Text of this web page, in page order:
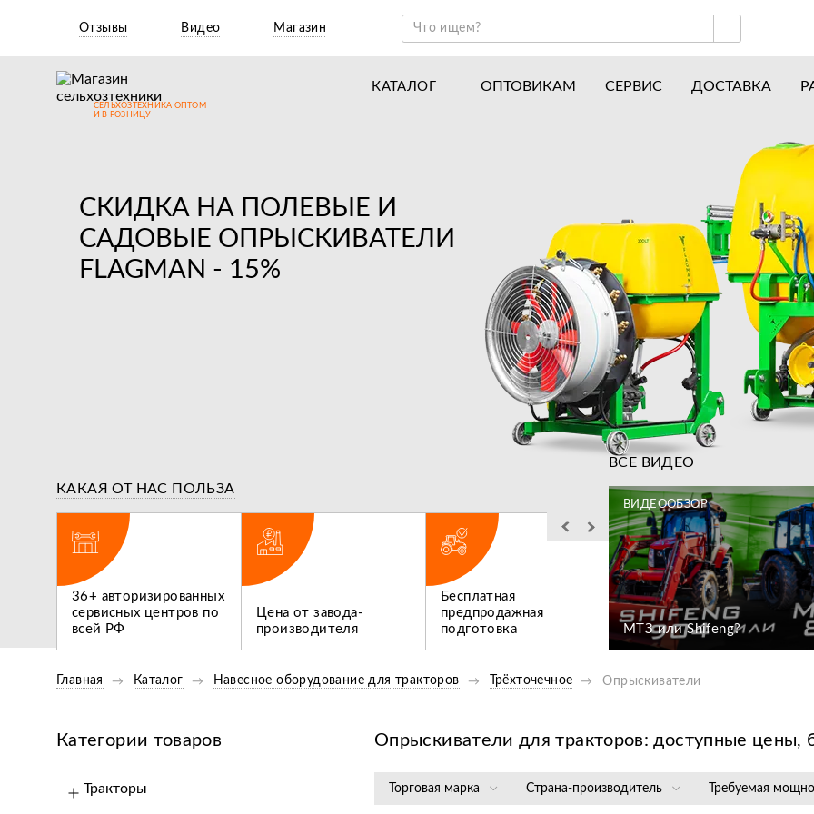
Отзывы Видео Магазин
СЕЛЬХОЗТЕХНИКА ОПТОМ
И В РОЗНИЦУ
КАТАЛОГ
Навесное оборудование для мотоблоков
ОПТОВИКАМ СЕРВИС ДОСТАВКА
Наши награды
Новости
Полезные статьи
Отзывы
Вакансии
Гарантия лучшей цены
Видео
СКИДКА НА ПОЛЕВЫЕ И
САДОВЫЕ ОПРЫСКИВАТЕЛИ
FLAGMAN - 15%
КАКАЯ ОТ НАС ПОЛЬЗА
36+ авторизированных
сервисных центров по
всей РФ
Цена от завода-
производителя
Бесплатная
предпродажная
подготовка
Льготное
послегарантийное
обслуживание
ВСЕ ВИДЕО
Обзор Опрыскивателей
Flagman 300/1 И Flagman
400/1
Нам нужен коммунальный
трактор
ВИДЕООБЗОР
МТЗ или Shifeng?
Главная Каталог Навесное оборудование для тракторов Трёхточечное Опрыскиватели
Категории товаров
Тракторы
Опрыскиватели для тракторов: доступные цены,
Торговая марка Страна-производитель Требуемая